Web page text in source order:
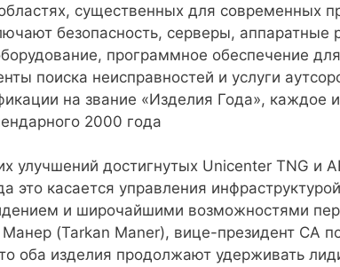
существенных для современных
безопасность, серверы, аппаратные
программное обеспечение
поиска неисправностей и услуги
на звание «Изделия Года», каждое
2000 года
улучшений достигнутых Unicenter TNG и
это касается управления
и широчайшими возможностями
(Tarkan Maner), вице-президент CA
оба изделия продолжают удерживать